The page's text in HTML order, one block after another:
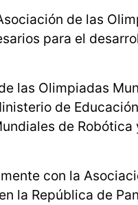
de las
para el
las Olimpiadas
de
de Robótica
con la
la República de